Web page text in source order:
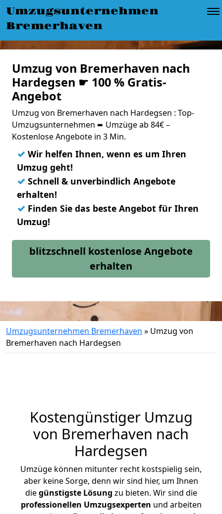
Umzugsunternehmen
Bremerhaven
Umzug von Bremerhaven nach
Hardegsen ☛ 100 % Gratis-
Angebot
Umzug von Bremerhaven nach Hardegsen : Top-
Umzugsunternehmen ➨ Umzüge ab 84€ –
Kostenlose Angebote in 3 Min.
✓ Wir helfen Ihnen, wenn es um Ihren
Umzug geht!
✓ Schnell & unverbindlich Angebote
erhalten!
✓ Finden Sie das beste Angebot für Ihren
Umzug!
blitzschnell kostenlose Angebote
erhalten
Umzugsunternehmen Bremerhaven » Umzug von
Bremerhaven nach Hardegsen
Kostengünstiger Umzug
von Bremerhaven nach
Hardegsen
Umzüge können mitunter recht kostspielig sein,
aber keine Sorge, denn wir sind hier, um Ihnen
diegünstigste Lösung zu bieten. Wir sind die
professionellen Umzugsexperten und arbeiten